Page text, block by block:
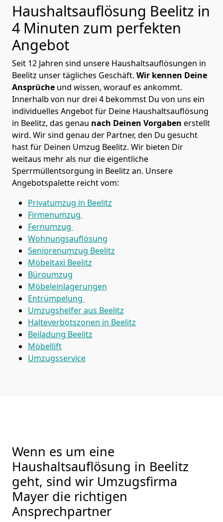
Haushaltsauflösung Beelitz in
4 Minuten zum perfekten
Angebot
Seit 12 Jahren sind unsere Haushaltsauflösungen in
Beelitz unser tägliches Geschäft. Wir kennen Deine
Ansprüche und wissen, worauf es ankommt.
Innerhalb von nur drei 4 bekommst Du von uns ein
individuelles Angebot für Deine Haushaltsauflösung
in Beelitz, das genau nach Deinen Vorgaben erstellt
wird. Wir sind genau der Partner, den Du gesucht
hast für Deinen Umzug Beelitz. Wir bieten Dir
weitaus mehr als nur die eigentliche
Sperrmüllentsorgung in Beelitz an. Unsere
Angebotspalette reicht vom:
Privatumzug in Beelitz
Firmenumzug
Fernumzug
Wohnungsauflösung
Seniorenumzug Beelitz
Möbeltaxi Beelitz
Büroumzug
Möbeleinlagerungen
Entrümpelung
Umzugshelfer aus Beelitz
Halteverbotszonen in Beelitz
Beiladung Beelitz
Möbellift
Umzugsservice
Wenn es um eine
Haushaltsauflösung in Beelitz
geht, sind wir Umzugsfirma
Mayer die richtigen
Ansprechpartner